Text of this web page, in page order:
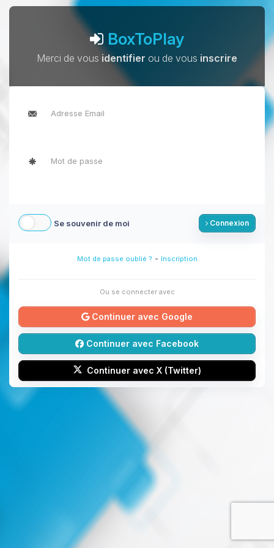
BoxToPlay
Merci de vous identifier ou de vous inscrire
Se souvenir de moi Connexion
Mot de passe oublié ? - Inscription
Ou se connecter avec
Continuer avec Google
Continuer avec Facebook
Continuer avec X (Twitter)